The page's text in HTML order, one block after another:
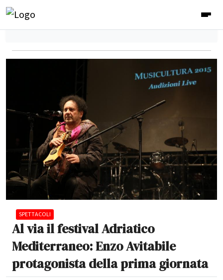
SPETTACOLI
Al via il festival Adriatico
Mediterraneo: Enzo Avitabile
protagonista della prima giornata